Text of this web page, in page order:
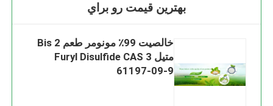
بهترين قيمت رو براي
خالصیت 99٪ مونومر طعم Bis 2
متیل 3 Furyl Disulfide CAS
61197-09-9